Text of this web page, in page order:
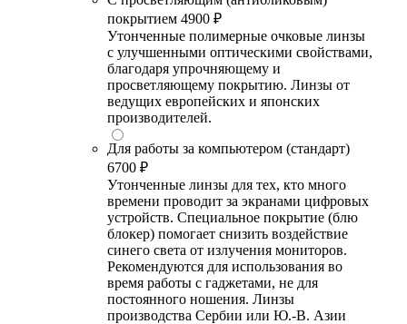
покрытием 4900 ₽
Утонченные полимерные очковые линзы
с улучшенными оптическими свойствами,
благодаря упрочняющему и
просветляющему покрытию. Линзы от
ведущих европейских и японских
производителей.
Для работы за компьютером (стандарт)
6700 ₽
Утонченные линзы для тех, кто много
времени проводит за экранами цифровых
устройств. Специальное покрытие (блю
блокер) помогает снизить воздействие
синего света от излучения мониторов.
Рекомендуются для использования во
время работы с гаджетами, не для
постоянного ношения. Линзы
производства Сербии или Ю.-В. Азии